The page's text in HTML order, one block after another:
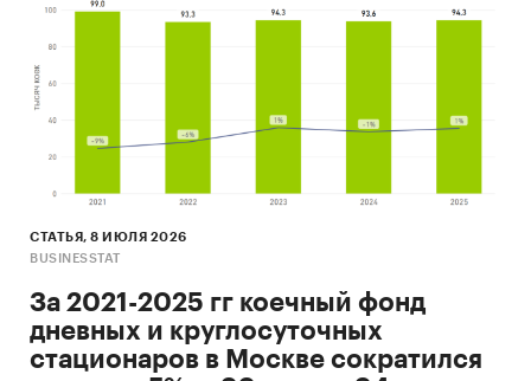
СТАТЬЯ, 8 ИЮЛЯ 2026
BUSINESSTAT
За 2021-2025 гг коечный фонд
дневных и круглосуточных
стационаров в Москве сократился